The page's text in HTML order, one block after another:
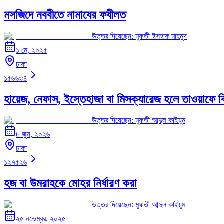
মসজিদে নববীতে নামাযের ফযীলত
উত্তর দিয়েছেন: মুফতী ইসহাক মাহমুদ
১ মে, ২০২৫
ঢাকা
১৫৬৬৩৪
হায়েজ, নেফাস, ইস্তেহাজা বা মিসক্যারেজ হলে তাওয়াফে
উত্তর দিয়েছেন: মুফতী আব্দুল কাইয়ুম
৮ জুন, ২০২৬
ঢাকা
১২৭৫২৬
হজ বা উমরাহকে মোহর নির্ধারণ করা
উত্তর দিয়েছেন: মুফতী আব্দুল কাইয়ুম
২৫ নভেম্বর, ২০২৫